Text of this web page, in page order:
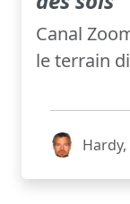
Canal
le terrain
Hardy,